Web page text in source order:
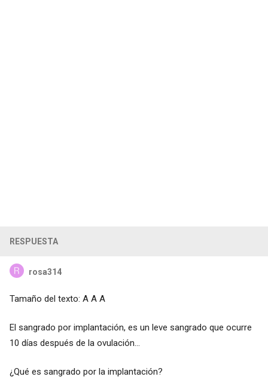
RESPUESTA
rosa314
Tamaño del texto: A A A
El sangrado por implantación, es un leve sangrado que ocurre
10 días después de la ovulación...
¿Qué es sangrado por la implantación?